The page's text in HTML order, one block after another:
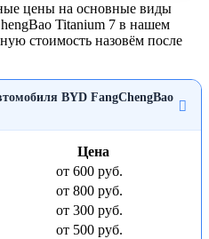
цены на основные виды
Titanium 7 в нашем
стоимость назовём после
BYD FangChengBao
Цена
от 600 руб.
от 800 руб.
от 300 руб.
от 500 руб.